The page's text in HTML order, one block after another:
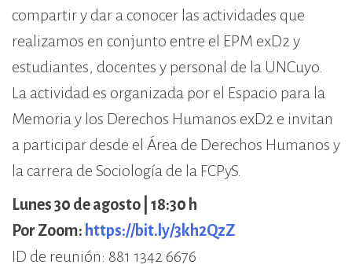
compartir y dar a conocer las actividades que
realizamos en conjunto entre el EPM exD2 y
estudiantes, docentes y personal de la UNCuyo.
La actividad es organizada por el Espacio para la
Memoria y los Derechos Humanos exD2 e invitan
a participar desde el Área de Derechos Humanos y
la carrera de Sociología de la FCPyS.
Lunes 30 de agosto | 18:30 h
Por Zoom: https://bit.ly/3kh2QzZ
ID de reunión: 881 1342 6676